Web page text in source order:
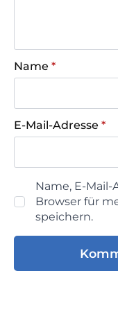
Name *
E-Mail-Adresse *
Name, E-
Browser für
speichern.